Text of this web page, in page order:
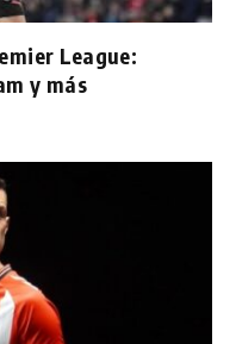
League:
y más